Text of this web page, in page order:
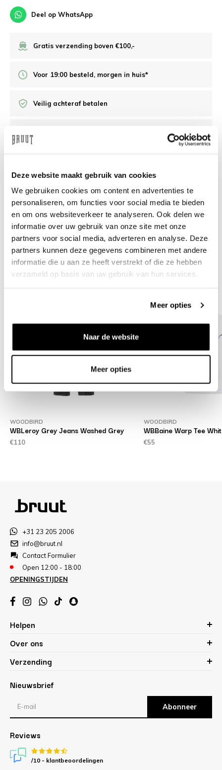
Deze website maakt gebruik van cookies
We gebruiken cookies om content en advertenties te
personaliseren, om functies voor social media te bieden
en om ons websiteverkeer te analyseren. Ook delen we
informatie over uw gebruik van onze site met onze
partners voor social media, adverteren en analyse. Deze
partners kunnen deze gegevens combineren met andere
informatie die u aan ze heeft verstrekt of die ze hebben
verzameld op basis van uw gebruik van hun services.
Meer opties
Naar de website
Meer opties
Deel op WhatsApp
Gratis verzending boven €100,-
Voor 19:00 besteld, morgen in huis*
Veilig achteraf betalen
Hulp nodig?We helpen
info@bruut.nl Live chat Whatsapp
Over dit product
Verzenden & retourneren
Gerelateerde producten
WOODBIRD
WBLeroy Grey Jeans Washed Grey
€110
WOODBIRD
WBBaine Warp Tee
€55
+31 23 205 2006
info@bruut.nl
Contact Formulier
Open 12:00 - 18:00
OPENINGSTIJDEN
Helpen
Over ons
Verzending
Nieuwsbrief
Abonneer
Reviews
/10 - klantbeoordelingen